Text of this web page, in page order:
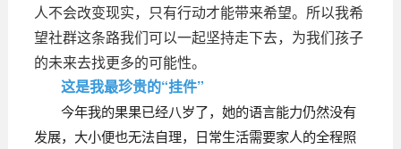
人不会改变现实，只有行动才能带来希望。所以我希
望社群这条路我们可以一起坚持走下去，为我们孩子
的未来去找更多的可能性。
这是我最珍贵的“挂件”
今年我的果果已经八岁了，她的语言能力仍然没有
发展，大小便也无法自理，日常生活需要家人的全程照